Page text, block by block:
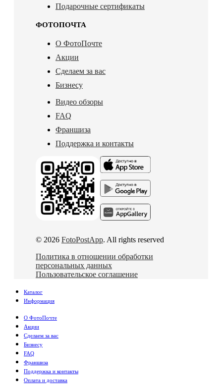
Подарочные сертификаты
ФОТОПОЧТА
О ФотоПочте
Акции
Сделаем за вас
Бизнесу
Видео обзоры
FAQ
Франшиза
Поддержка и контакты
© 2026 FotoPostApp. All rights reserved
Политика в отношении обработки
персональных данных
Пользовательское соглашение
Каталог
Информация
О ФотоПочте
Акции
Сделаем за вас
Бизнесу
FAQ
Франшиза
Поддержка и контакты
Оплата и доставка